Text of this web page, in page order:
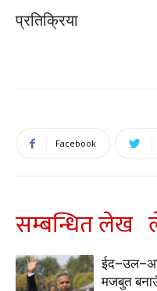
प्रतिक्रिया
Facebook
सम्बन्धित लेख
मजबुत